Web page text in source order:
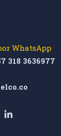
WhatsApp
318 3636977